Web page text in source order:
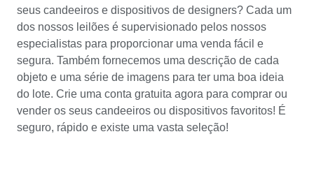
seus candeeiros e dispositivos de designers? Cada um
dos nossos leilões é supervisionado pelos nossos
especialistas para proporcionar uma venda fácil e
segura. Também fornecemos uma descrição de cada
objeto e uma série de imagens para ter uma boa ideia
do lote. Crie uma conta gratuita agora para comprar ou
vender os seus candeeiros ou dispositivos favoritos! É
seguro, rápido e existe uma vasta seleção!